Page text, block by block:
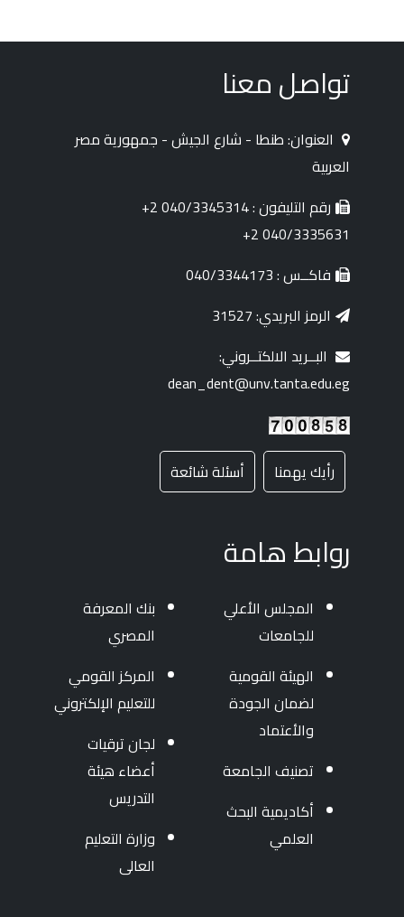
تواصل معنا
العنوان: طنطا - شارع الجيش - جمهورية مصر
العربية
رقم التليفون : 040/3345314 2+
040/3335631 2+
فاكــس : 040/3344173
الرمز البريدي: 31527
البــريد الالكتــروني:
dean_dent@unv.tanta.edu.eg
رأيك يهمنا أسئلة شائعة
روابط هامة
المجلس الأعلي
للجامعات
الهيئة القومية
لضمان الجودة
والأعتماد
تصنيف الجامعة
أكاديمية البحث
العلمي
بنك المعرفة
المصري
المركز القومي
للتعليم الإلكتروني
لجان ترقيات
أعضاء هيئة
التدريس
وزارة التعليم
العالى